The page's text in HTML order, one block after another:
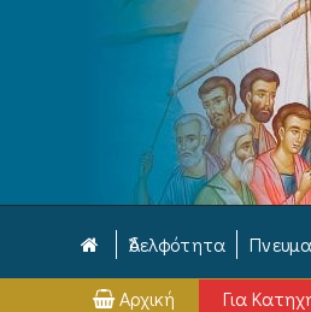
Ἀδελφότητα
Αρχική Για